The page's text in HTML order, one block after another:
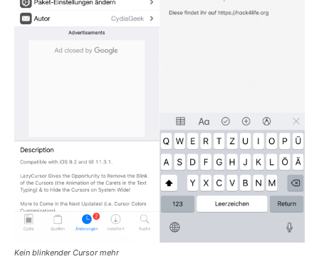
Kein blinkender Cursor mehr